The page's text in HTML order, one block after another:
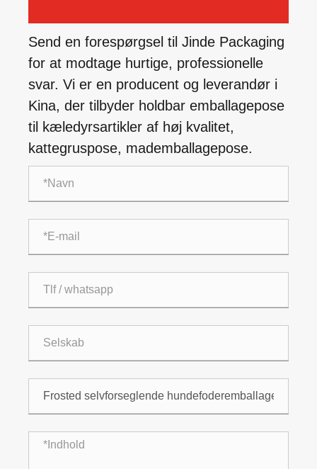
Send en forespørgsel til Jinde Packaging
for at modtage hurtige, professionelle
svar. Vi er en producent og leverandør i
Kina, der tilbyder holdbar emballagepose
til kæledyrsartikler af høj kvalitet,
kattegruspose, mademballagepose.